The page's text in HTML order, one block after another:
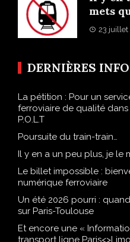
mets
23 juillet
DERNIÈRES
La pétition : Pour un
ferroviaire de qualité
P.O.L.T
Poursuite du train-train…
Il y en a un peu plus, je le
Le billet impossible :
numérique ferroviaire
Un été 2026 pourri :
sur Paris-Toulouse
Et encore une «
transport ligne